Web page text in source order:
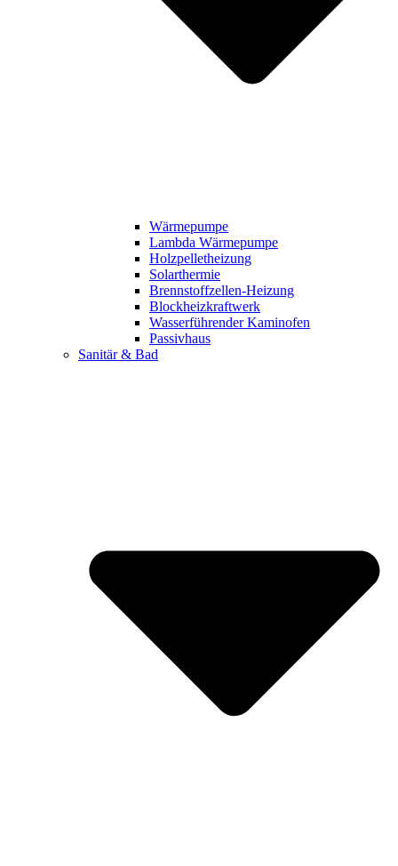
Wärmepumpe
Lambda Wärmepumpe
Holzpelletheizung
Solarthermie
Brennstoffzellen-Heizung
Blockheizkraftwerk
Wasserführender Kaminofen
Passivhaus
Sanitär & Bad